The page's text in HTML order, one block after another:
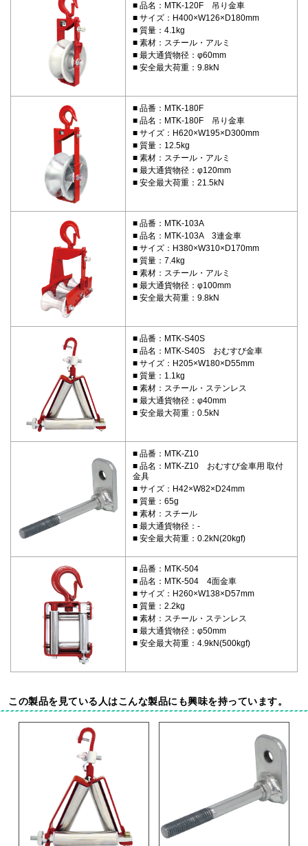
品名：MTK-120F 吊り金車
サイズ：H400×W126×D180mm
質量：4.1kg
素材：スチール・アルミ
最大通貨物径：φ60mm
安全最大荷重：9.8kN
品番：MTK-180F
品名：MTK-180F 吊り金車
サイズ：H620×W195×D300mm
質量：12.5kg
素材：スチール・アルミ
最大通貨物径：φ120mm
安全最大荷重：21.5kN
品番：MTK-103A
品名：MTK-103A 3連金車
サイズ：H380×W310×D170mm
質量：7.4kg
素材：スチール・アルミ
最大通貨物径：φ100mm
安全最大荷重：9.8kN
品番：MTK-S40S
品名：MTK-S40S おむすび金車
サイズ：H205×W180×D55mm
質量：1.1kg
素材：スチール・ステンレス
最大通貨物径：φ40mm
安全最大荷重：0.5kN
品番：MTK-Z10
品名：MTK-Z10 おむすび金車用 取付
金具
サイズ：H42×W82×D24mm
質量：65g
素材：スチール
最大通貨物径：-
安全最大荷重：0.2kN(20kgf)
品番：MTK-504
品名：MTK-504 4面金車
サイズ：H260×W138×D57mm
質量：2.2kg
素材：スチール・ステンレス
最大通貨物径：φ50mm
安全最大荷重：4.9kN(500kgf)
この製品を見ている人はこんな製品にも興味を持っています。